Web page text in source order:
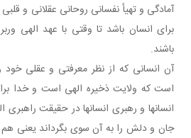
آمادگی و تهیأ نفسانی روحانی عقلانی و
برای انسان باشد تا وقتی با عهد الهی
باشند.
آن انسانی که از نظر معرفتی و عقلی خود
است که ولایت ذخیره الهی است و خدا
انسان ها و رهبری انسان ها در حقیقت
جان و دلش را به آن سوی بگرداند یعنی